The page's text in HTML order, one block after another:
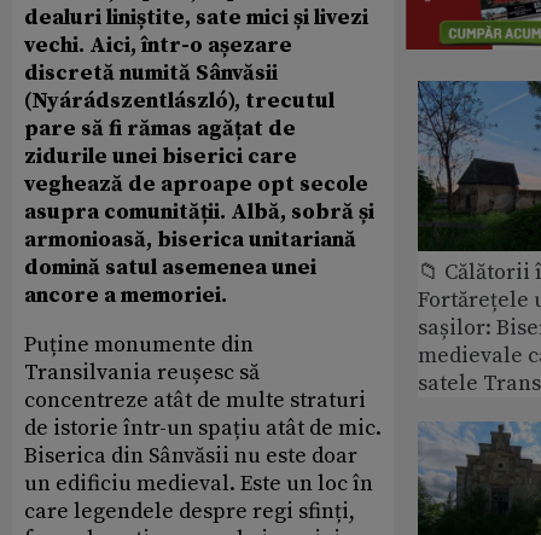
dealuri liniștite, sate mici și livezi
vechi. Aici, într-o așezare
discretă numită Sânvăsii
(Nyárádszentlászló), trecutul
pare să fi rămas agățat de
zidurile unei biserici care
veghează de aproape opt secole
asupra comunității. Albă, sobră și
armonioasă, biserica unitariană
domină satul asemenea unei
ancore a memoriei.
Puține monumente din
Transilvania reușesc să
concentreze atât de multe straturi
de istorie într-un spațiu atât de mic.
Biserica din Sânvăsii nu este doar
un edificiu medieval. Este un loc în
care legendele despre regi sfinți,
📁 Călătorii
Fortărețele
sașilor:
medievale
satele